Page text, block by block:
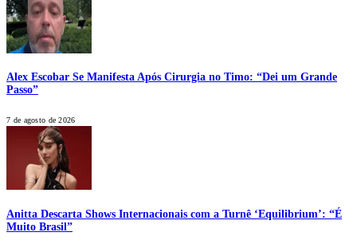
Alex Escobar Se Manifesta Após Cirurgia no Timo: “Dei um Grande
Passo”
7 de agosto de 2026
Anitta Descarta Shows Internacionais com a Turnê ‘Equilibrium’: “É
Muito Brasil”